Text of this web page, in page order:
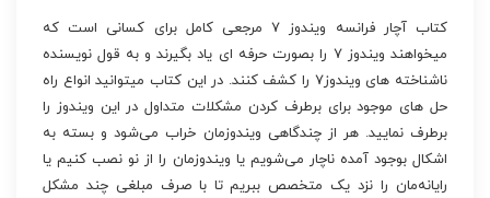
کتاب آچار فرانسه ویندوز ۷ مرجعی کامل برای کسانی است که
میخواهند ویندوز ۷ را بصورت حرفه ای یاد بگیرند و به قول نویسنده
ناشناخته های ویندوز۷ را کشف کنند. در این کتاب میتوانید انواع راه
حل های موجود برای برطرف کردن مشکلات متداول در این ویندوز را
برطرف نمایید. هر از چندگاهی ویندوزمان خراب می‌شود و بسته به
اشکال بوجود آمده ناچار می‌شویم یا ویندوزمان را از نو نصب کنیم یا
رایانه‌مان را نزد یک متخصص ببریم تا با صرف مبلغی چند مشکل